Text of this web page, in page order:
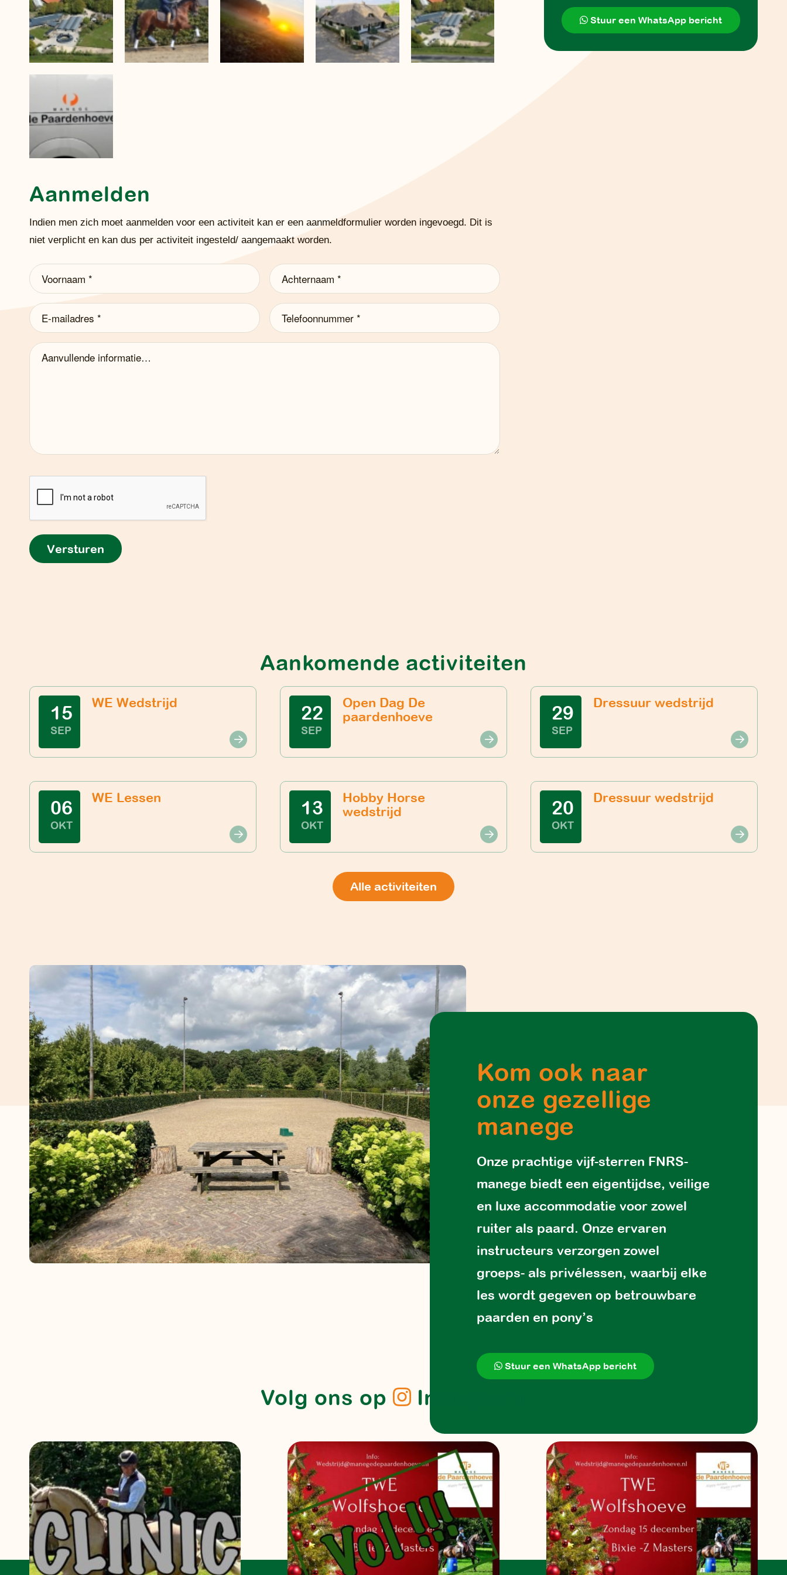
Aanmelden
Indien men zich moet aanmelden voor een activiteit kan er een aanmeldformulier worden ingevoegd. Dit is
niet verplicht en kan dus per activiteit ingesteld/ aangemaakt worden.
Voornaam
(Vereist)
Achternaam
(Vereist)
E-
mailadres
(Vereist)
Telefoonnummer
(Vereist)
Aanvullende
Stuur een WhatsApp bericht
Aankomende activiteiten
15
SEP
WE Wedstrijd 22
SEP
Open Dag De
paardenhoeve
29
SEP
Dressuur wedstrijd
06
OKT
WE Lessen 13
OKT
Hobby Horse
wedstrijd
20
OKT
Dressuur wedstrijd
Alle activiteiten
Kom ook naar
onze gezellige
manege
Onze prachtige vijf-sterren FNRS-
manege biedt een eigentijdse, veilige
en luxe accommodatie voor zowel
ruiter als paard. Onze ervaren
instructeurs verzorgen zowel
groeps- als privélessen, waarbij elke
les wordt gegeven op betrouwbare
paarden en pony’s
Stuur een WhatsApp bericht
Volg ons op Instagram